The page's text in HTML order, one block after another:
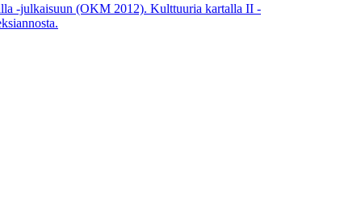
-julkaisuun (OKM 2012). Kulttuuria kartalla II -